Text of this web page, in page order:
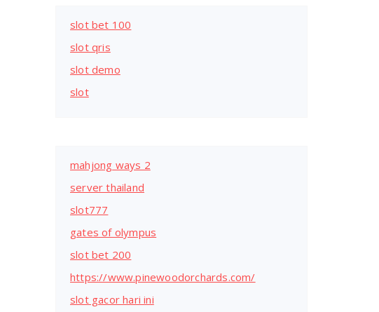
slot bet 100
slot qris
slot demo
slot
mahjong ways 2
server thailand
slot777
gates of olympus
slot bet 200
https://www.pinewoodorchards.com/
slot gacor hari ini